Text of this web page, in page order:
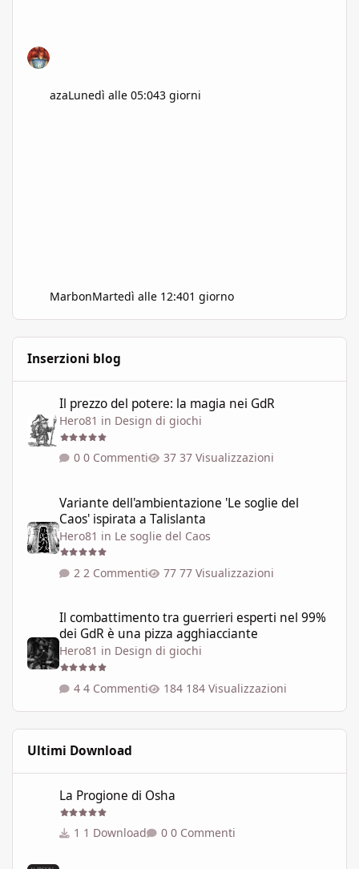
azaLunedì alle 05:043 giorni
MarbonMartedì alle 12:401 giorno
Inserzioni blog
Il prezzo del potere: la magia nei GdR
Hero81 in Design di giochi
0 Commenti 37 Visualizzazioni
Variante dell'ambientazione 'Le soglie del
Caos' ispirata a Talislanta
Hero81 in Le soglie del Caos
2 Commenti 77 Visualizzazioni
Il combattimento tra guerrieri esperti nel 99%
dei GdR è una pizza agghiacciante
Hero81 in Design di giochi
4 Commenti 184 Visualizzazioni
Ultimi Download
La Progione di Osha
1 Download 0 Commenti